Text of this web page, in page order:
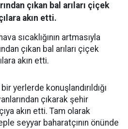
çıkan bal arıları çiçek
akın etti.
sıcaklığının artmasıyla
çıkan bal arıları çiçek
akın etti.
yerlerde konuşlandırıldığı
çıkarak şehir
akın etti. Tam olarak
seyyar baharatçının önünde